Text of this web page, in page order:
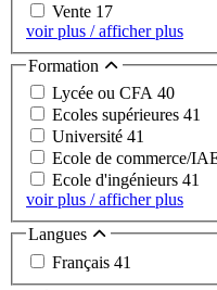
Vente 17
voir plus / afficher plus
Formation
Lycée ou CFA 40
Ecoles supérieures 41
Université 41
Ecole de commerce/
Ecole d'ingénieurs 41
voir plus / afficher plus
Langues
Français 41